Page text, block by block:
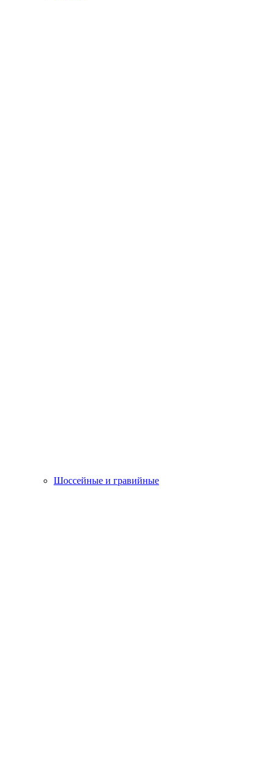
Шоссейные и гравийные